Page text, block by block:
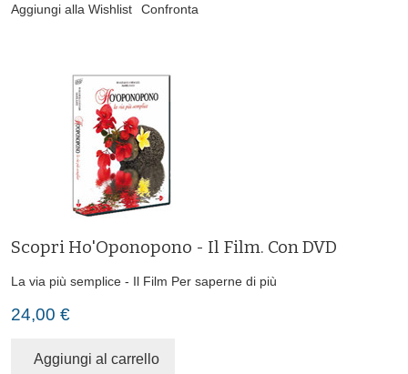
Aggiungi alla Wishlist Confronta
Scopri Ho'Oponopono - Il Film. Con DVD
La via più semplice - Il Film Per saperne di più
24,00 €
Aggiungi al carrello